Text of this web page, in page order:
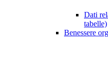
Dati
tabelle)
Benessere